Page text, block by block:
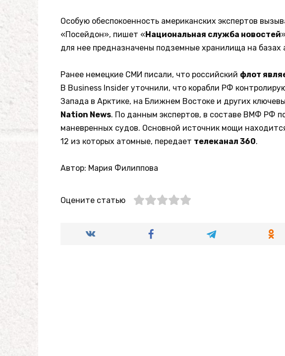
Особую обеспокоенность американских экспертов
«Посейдон», пишет «Национальная служба новостей
для нее предназначены подземные хранилища на базах
Ранее немецкие СМИ писали, что российский флот
В Business Insider уточнили, что корабли РФ
Запада в Арктике, на Ближнем Востоке и других
Nation News. По данным экспертов, в составе ВМФ РФ
маневренных судов. Основной источник мощи
12 из которых атомные, передает телеканал 360.
Автор: Мария Филиппова
Оцените статью